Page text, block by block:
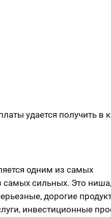
удается получить в
одним из самых
сильных. Это
дорогие
инвестиционные